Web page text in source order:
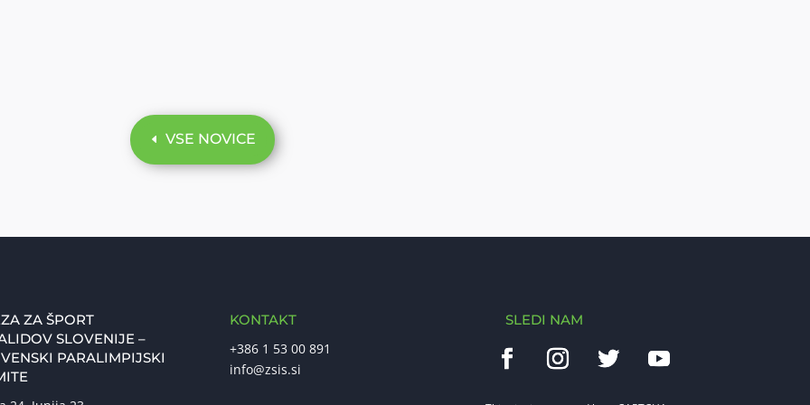
VSE NOVICE
ZA ŠPORT
SLOVENIJE –
PARALIMPIJSKI
KONTAKT
+386 1 53 00 891
info@zsis.si
SLEDI NAM